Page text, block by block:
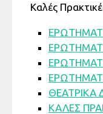
Καλές
ΘΕΑΤΡΙΚΑ
ΚΑΛΕΣ